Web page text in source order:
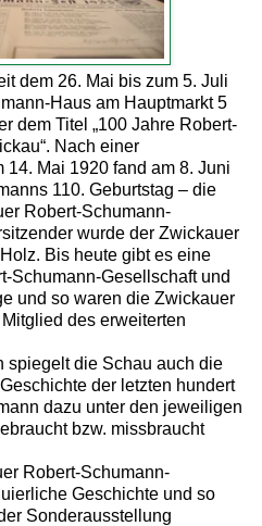
dem 26. Mai bis zum 5. Juli
Haus am Hauptmarkt 5
dem Titel „100 Jahre Robert-
Nach einer
Mai 1920 fand am 8. Juni
110. Geburtstag – die
Robert-Schumann-
wurde der Zwickauer
Bis heute gibt es eine
Schumann-Gesellschaft und
und so waren die Zwickauer
des erweiterten
spiegelt die Schau auch die
der letzten hundert
dazu unter den jeweiligen
bzw. missbraucht
Robert-Schumann-
Geschichte und so
Sonderausstellung